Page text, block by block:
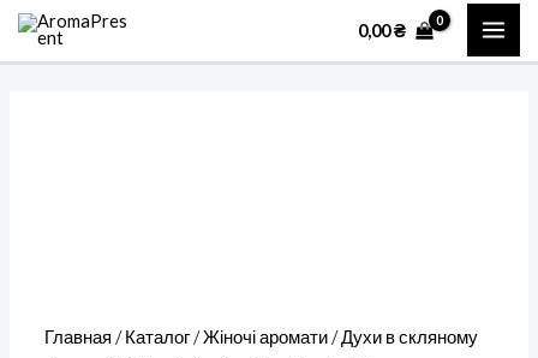
Перейти
0,00₴
Главная /Каталог/Жіночі аромати/Духи в скляному
Количество
товара
мл